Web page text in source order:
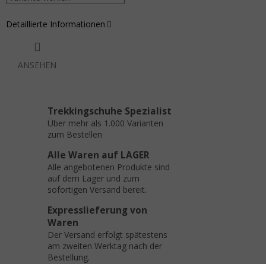
Detaillierte Informationen
ANSEHEN
Trekkingschuhe Spezialist
Über mehr als 1.000 Varianten
zum Bestellen
Alle Waren auf LAGER
Alle angebotenen Produkte sind
auf dem Lager und zum
sofortigen Versand bereit.
Expresslieferung von
Waren
Der Versand erfolgt spätestens
am zweiten Werktag nach der
Bestellung.